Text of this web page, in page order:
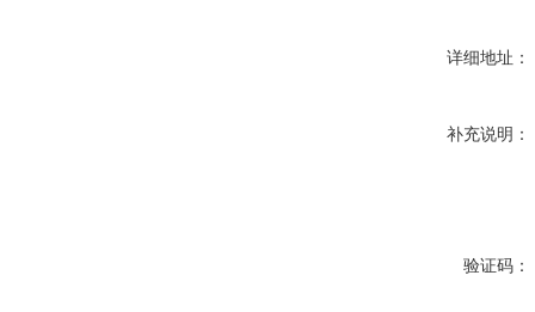
详细地址：
补充说明：
验证码：